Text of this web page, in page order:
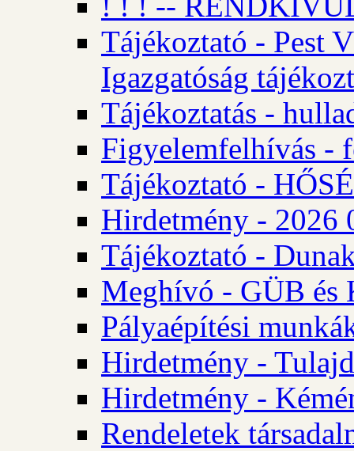
Tájékoztató - Pest
Igazgatóság
Tájékoztatás -
Figyelemfelhívás -
Tájékoztató -
Hirdetmény - 2026
Tájékoztató -
Meghívó - GÜB és
Pályaépítési
Hirdetmény -
Hirdetmény -
Rendeletek